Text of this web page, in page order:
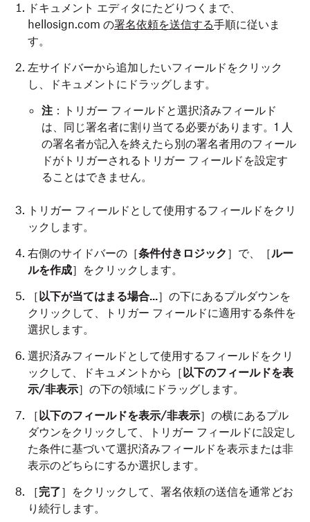
ドキュメント エディタにたどりつくまで、
hellosign.com の署名依頼を送信する手順に従いま
す。
左サイドバーから追加したいフィールドをクリック
し、ドキュメントにドラッグします。
注 ：トリガー フィールドと選択済みフィールド
は、同じ署名者に割り当てる必要があります。1 人
の署名者が記入を終えたら別の署名者用のフィール
ドがトリガーされるトリガー フィールドを設定す
ることはできません。
トリガー フィールドとして使用するフィールドをクリ
ックします。
右側のサイドバーの［条件付きロジック ］で、［ルー
ルを作成］をクリックします。
［以下が当てはまる場合...］の下にあるプルダウンを
クリックして、トリガー フィールドに適用する条件を
選択します。
選択済みフィールドとして使用するフィールドをクリ
ックして、ドキュメントから［以下のフィールドを表
示/非表示］の下の領域にドラッグします。
［以下のフィールドを表示/非表示］の横にあるプル
ダウンをクリックして、トリガー フィールドに設定し
た条件に基づいて選択済みフィールドを表示または非
表示のどちらにするか選択します。
［完了］をクリックして、署名依頼の送信を通常どお
り続行します。